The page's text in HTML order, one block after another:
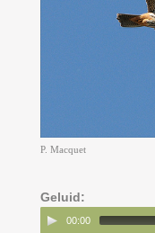
P. Macquet
Geluid:
00:00